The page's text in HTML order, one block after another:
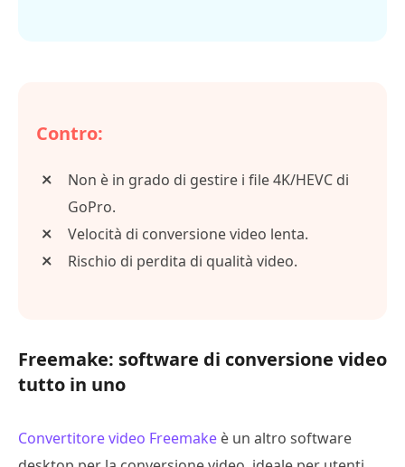
Contro:
Non è in grado di gestire i file 4K/HEVC di
GoPro.
Velocità di conversione video lenta.
Rischio di perdita di qualità video.
Freemake: software di conversione video
tutto in uno
Convertitore video Freemake è un altro software